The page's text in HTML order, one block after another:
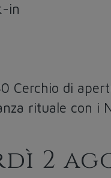
in
Cerchio di
rituale con i
2